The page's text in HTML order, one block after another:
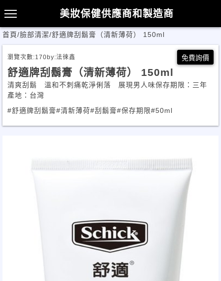
美妝保健供應商和製造商
首頁/臉部清潔/舒適牌刮鬍膏（清新薄荷） 150ml
瀏覽次數:170by:法徠鑫 免費詢價
舒適牌刮鬍膏（清新薄荷） 150ml
清爽刮鬍 溫和不刺痛乾淨俐落 展現男人味保存期限：三年
產地：台灣
#舒適牌刮鬍膏#清新薄荷#刮鬍膏#保存期限#50ml